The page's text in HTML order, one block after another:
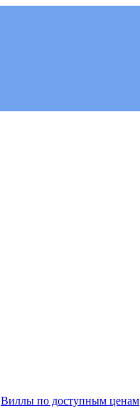
Виллы по доступным ценам